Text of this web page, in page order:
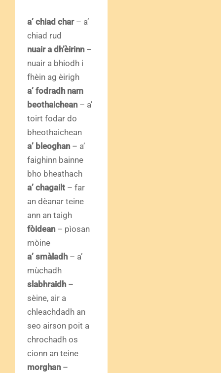
a’ chiad char– a’
chiad rud
nuair a dh’èirinn –
nuair a bhiodh i
fhèin ag èirigh
a’ fodradh nam
beothaichean – a’
toirt fodar do
bheothaichean
a’ bleoghan – a’
faighinn bainne
bho bheathach
a’ chagailt – far
an dèanar teine
ann an taigh
fòidean – pìosan
mòine
a’ smàladh – a’
mùchadh
slabhraidh –
sèine, air a
chleachdadh an
seo airson poit a
chrochadh os
cionn an teine
morghan –